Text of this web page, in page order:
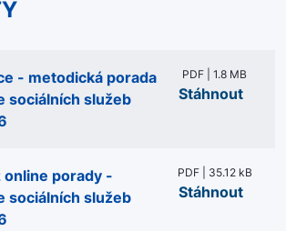
- metodická porada
sociálních služeb
PDF | 1.8 MB
Stáhnout
online porady -
sociálních služeb
PDF | 35.12 kB
Stáhnout